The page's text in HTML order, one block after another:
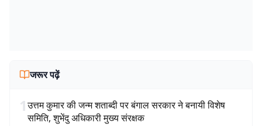
जरूर पढ़ें
1उत्तम कुमार की जन्म शताब्दी पर बंगाल सरकार ने बनायी विशेष
समिति, शुभेंदु अधिकारी मुख्य संरक्षक